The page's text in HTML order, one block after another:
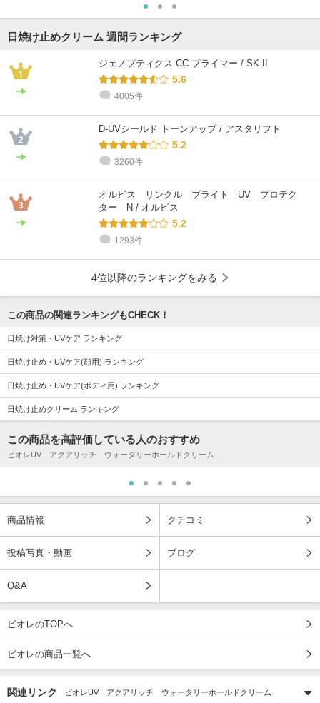
日焼け止めクリーム 週間ランキング
ジェノプティクス CC プライマー / SK-II
5.6
4005件
D-UVシールド トーンアップ / アスタリフト
5.2
3260件
オルビス リンクル ブライト UV プロテク
ター N / オルビス
5.2
1293件
4位以降のランキングをみる
この商品の関連ランキングもCHECK！
日焼け対策・UVケア ランキング
日焼け止め・UVケア(顔用) ランキング
日焼け止め・UVケア(ボディ用) ランキング
日焼け止めクリーム ランキング
この商品を高評価している人のおすすめ
ビオレUV アクアリッチ ウォータリーホールドクリーム
商品情報 クチコミ
投稿写真・動画 ブログ
Q&A
ビオレのTOPへ
ビオレの商品一覧へ
関連リンク ビオレUV アクアリッチ ウォータリーホールドクリーム